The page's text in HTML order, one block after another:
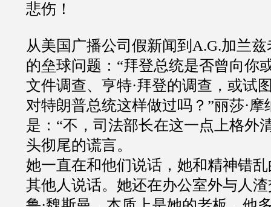
悲伤！
从美国广播公司假新闻到A.G.加兰兹
的垒球问题：“拜登总统是否曾向你
文件调查、亨特·拜登的调查，或试
对特朗普总统这样做过吗？”丽莎·摩
是：“不，司法部长在这一点上格外
头彻尾的谎言。
她一直在和他们说话，她和精神错
其他人说话。她还在办公室外与人